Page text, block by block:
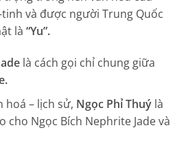
tinh và được người Trung Quốc
là “Yu”.
là cách gọi chỉ chung giữa
hoá – lịch sử, Ngọc Phỉ Thuýlà
cho Ngọc Bích Nephrite Jade và